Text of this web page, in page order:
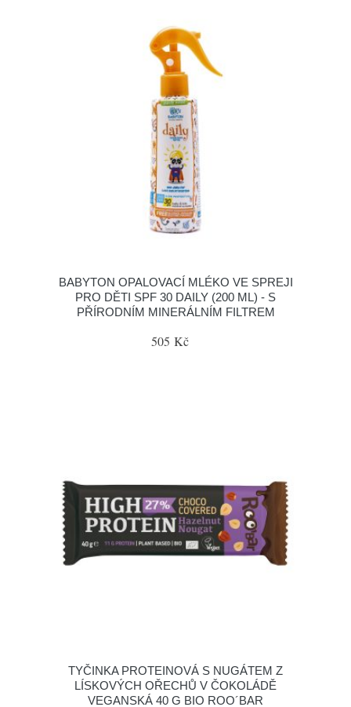
BABYTON OPALOVACÍ MLÉKO VE SPREJI
PRO DĚTI SPF 30 DAILY (200 ML) - S
PŘÍRODNÍM MINERÁLNÍM FILTREM
505 Kč
TYČINKA PROTEINOVÁ S NUGÁTEM Z
LÍSKOVÝCH OŘECHŮ V ČOKOLÁDĚ
VEGANSKÁ 40 G BIO ROO´BAR